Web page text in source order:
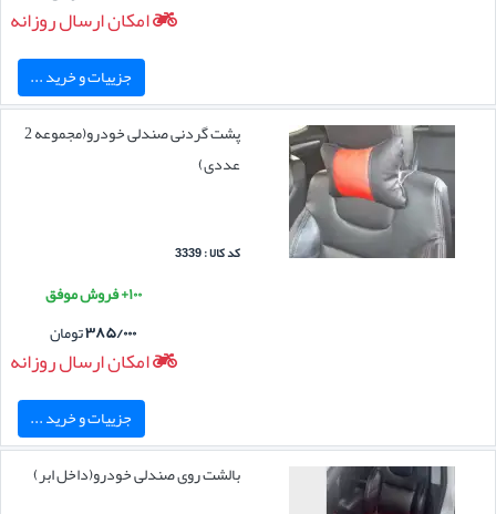
امکان ارسال روزانه
جزییات و خرید ...
پشت گردنی صندلی خودرو(مجموعه 2
عددی)
کد کالا : 3339
۱۰۰+ فروش موفق
۳۸۵/۰۰۰تومان
امکان ارسال روزانه
جزییات و خرید ...
بالشت روی صندلی خودرو(داخل ابر)